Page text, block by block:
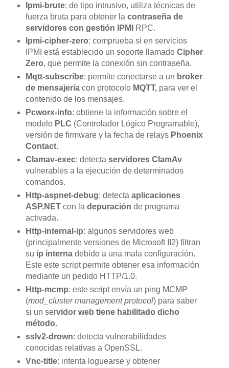
Ipmi-brute: de tipo intrusivo, utiliza técnicas de
fuerza bruta para obtener la contraseña de
servidores con gestión IPMI
RPC.
Ipmi-cipher-zero: comprueba si en servicios
IPMI está establecido un soporte llamadoCipher
Zero, que permite la conexión sin contraseña.
Mqtt-subscribe: permite conectarse a un broker
de mensajeríacon protocolo MQTT,para ver el
contenido de los mensajes.
Pcworx-info: obtiene la información sobre el
modelo PLC (Controlador Lógico Programable),
versión de firmware y la fecha de relays Phoenix
Contact.
Clamav-exec: detecta servidores ClamAv
vulnerables a la ejecución de determinados
comandos.
Http-aspnet-debug: detecta aplicaciones
ASP.NETcon la depuración de programa
activada.
Http-internal-ip: algunos servidores web
(principalmente versiones de Microsoft II2) filtran
su ip internadebido a una mala configuración.
Este este script permite obtener esa información
mediante un pedido HTTP/1.0.
Http-mcmp: este script envía un ping MCMP
(mod_cluster management protocol) para saber
si un servidor web tiene habilitado dicho
método.
sslv2-drown: detecta vulnerabilidades
conocidas relativas a OpenSSL.
Vnc-title: intenta loguearse y obtener